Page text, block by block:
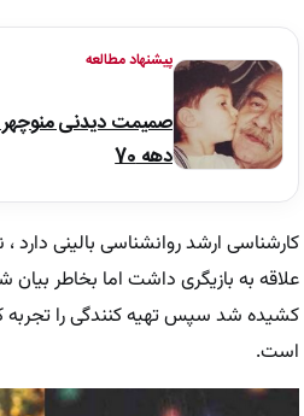
پیشنهاد مطالعه
صمیمت دیدنی منوچهر
دهه 70
کارشناسی ارشد روانشناسی بالینی
علاقه به بازیگری داشت اما بخاطر
کشیده شد سپس تهیه کنندگی را تجربه
است.